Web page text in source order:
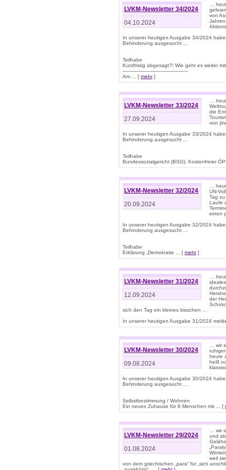
LVKM-Newsletter 34/2024
04.10.2024
…
von
In unserer heutigen Ausgabe 34/2024
Behinderung ausgesucht ...
Teilhabe
Kurzfristig abgesagt?! Wie geht es weiter
-------------------------------------------
Am ... [ mehr]
LVKM-Newsletter 33/2024
27.09.2024
…
die
von
In unserer heutigen Ausgabe 33/2024
Behinderung ausgesucht ...
Teilhabe
Bundessozialgericht (BSG): Kostenfreier
LVKM-Newsletter 32/2024
20.09.2024
…
UN-
Tag
Laufe
einen
In unserer heutigen Ausgabe 32/2024
Behinderung ausgesucht ...
Teilhabe
Erklärung „Demokratie ... [ mehr]
LVKM-Newsletter 31/2024
12.09.2024
…
der
sich den Tag ein kleines bisschen ...
In unserer heutigen Ausgabe 31/2024
LVKM-Newsletter 30/2024
09.08.2024
… wir
heute
heiß
In unserer heutigen Ausgabe 30/2024
Behinderung ausgesucht ...
Selbstbestimmung / Wohnen
Ein neues Zuhause für 8 Menschen mit ... [
LVKM-Newsletter 29/2024
01.08.2024
… wir
und
weil
von dem griechischen „para“ für „sich